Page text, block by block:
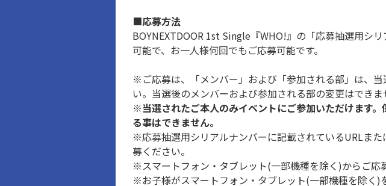
■応募方法
BOYNEXTDOOR 1st Single『WHO!』の「応募抽選用シ
可能で、お一人様何回でもご応募可能です。
※ご応募は、「メンバー」および「参加される部」は、
い。当選後のメンバーおよび参加される部の変更はでき
※当選されたご本人のみイベントにご参加いただけます
る事はできません。
※応募抽選用シリアルナンバーに記載されているURLま
募ください。
※スマートフォン・タブレット(一部機種を除く)からご応
※お子様がスマートフォン・タブレット(一部機種を除く